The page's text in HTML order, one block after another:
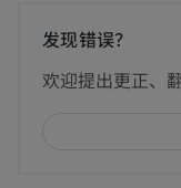
发现错误？
欢迎提出更正、